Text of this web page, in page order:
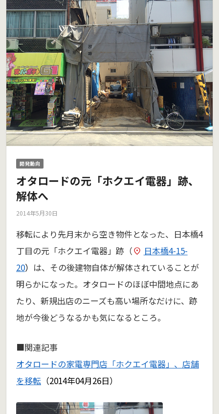
開発動向
オタロードの元「ホクエイ電器」跡、
解体へ
2014年5月30日
移転により先月末から空き物件となった、日本橋4
丁目の元「ホクエイ電器」跡（
日本橋4-15-
20） は、その後建物自体が解体されていることが
明らかになった。オタロードのほぼ中間地点にあ
たり、新規出店のニーズも高い場所なだけに、跡
地が今後どうなるかも気になるところ。
■関連記事
オタロードの家電専門店「ホクエイ電器」、店舗
を移転 （2014年04月26日）